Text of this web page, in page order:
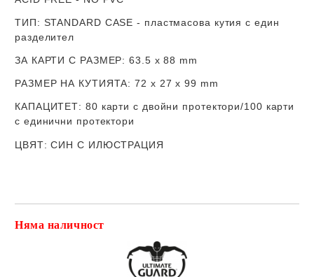
ТИП: STANDARD CASE - пластмасова кутия с един
разделител
ЗА КАРТИ С РАЗМЕР:63.5 x 88 mm
РАЗМЕР НА КУТИЯТА: 72 х 27 x 99 mm
КАПАЦИТЕТ: 80 карти с двойни протектори/100 карти
с единични протектори
ЦВЯТ: СИН С ИЛЮСТРАЦИЯ
Няма наличност